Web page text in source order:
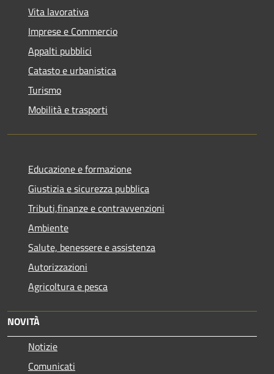
Vita lavorativa
Imprese e Commercio
Appalti pubblici
Catasto e urbanistica
Turismo
Mobilità e trasporti
Educazione e formazione
Giustizia e sicurezza pubblica
Tributi,finanze e contravvenzioni
Ambiente
Salute, benessere e assistenza
Autorizzazioni
Agricoltura e pesca
NOVITÀ
Notizie
Comunicati